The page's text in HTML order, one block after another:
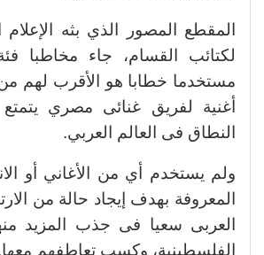
المقطع المصور الذي بثه الإعلام
لكتائب القسام، جاء مخاطبا
مستخدما خطابا هو الأقرب لهم
أغنية لفريق غنائى مصري
النطاق فى العالم العربي.
ولم يستخدم أي من الأغاني أو
المعروفة بهدف إيجاد حالة من
العربى سعيا فى جذب المزيد
الفلسطينية، وكسب تعاطفهم